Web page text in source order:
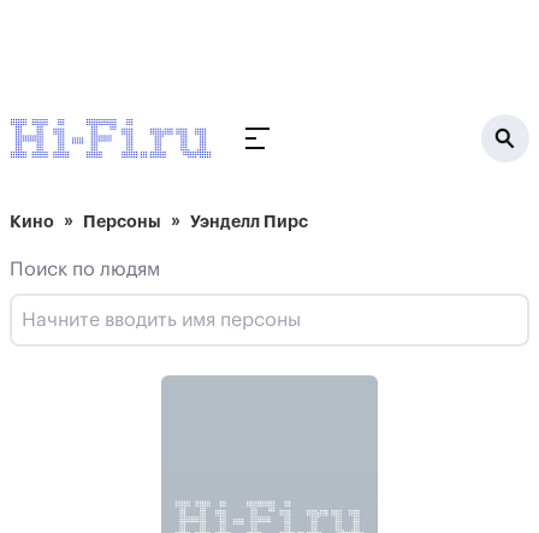
Кино Персоны Уэнделл Пирс
Поиск по людям